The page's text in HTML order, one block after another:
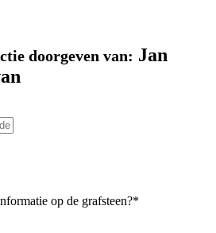
doorgeven van: Jan
op de grafsteen?*